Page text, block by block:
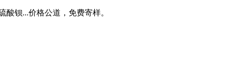
钡...价格公道，免费寄样。